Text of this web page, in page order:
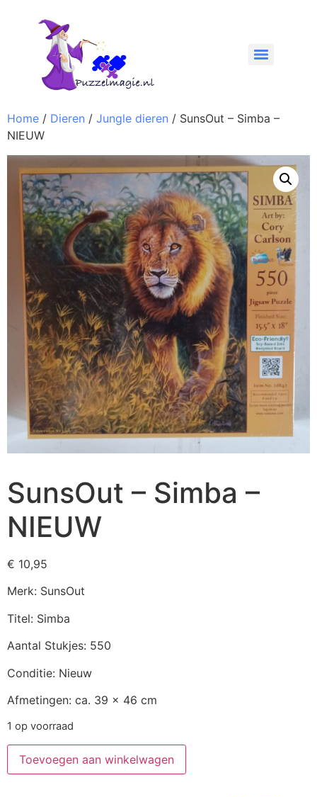
Home / Dieren / Jungle dieren / SunsOut – Simba –
NIEUW
SunsOut – Simba –
NIEUW
€ 10,95
Merk: SunsOut
Titel: Simba
Aantal Stukjes: 550
Conditie: Nieuw
Afmetingen: ca. 39 x 46 cm
1 op voorraad
Toevoegen aan winkelwagen